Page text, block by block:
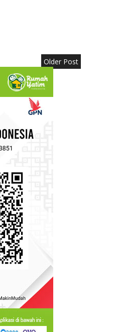
Older Post